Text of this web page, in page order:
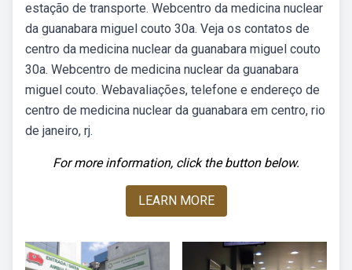
estação de transporte. Webcentro da medicina nuclear
da guanabara miguel couto 30a. Veja os contatos de
centro da medicina nuclear da guanabara miguel couto
30a. Webcentro de medicina nuclear da guanabara
miguel couto. Webavaliações, telefone e endereço de
centro de medicina nuclear da guanabara em centro, rio
de janeiro, rj.
For more information, click the button below.
LEARN MORE